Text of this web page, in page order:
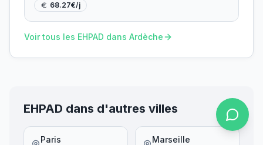
68.27€/j
Voir tous les EHPAD dans Ardèche
EHPAD dans d'autres villes
Paris Marseille